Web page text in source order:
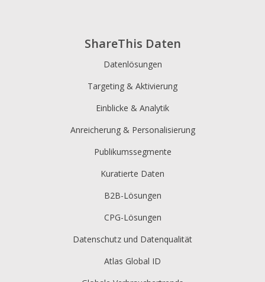
ShareThis Daten
Datenlösungen
Targeting & Aktivierung
Einblicke & Analytik
Anreicherung & Personalisierung
Publikumssegmente
Kuratierte Daten
B2B-Lösungen
CPG-Lösungen
Datenschutz und Datenqualität
Atlas Global ID